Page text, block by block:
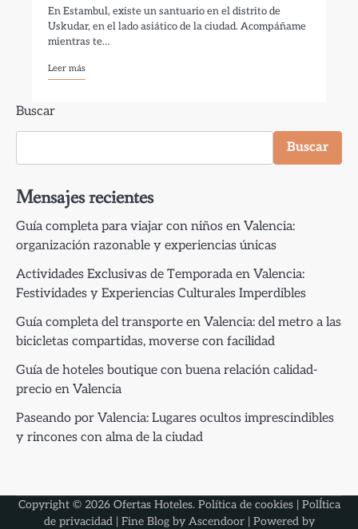
En Estambul, existe un santuario en el distrito de
Uskudar, en el lado asiático de la ciudad. Acompáñame
mientras te…
Leer más
Buscar
Buscar
Mensajes recientes
Guía completa para viajar con niños en Valencia:
organización razonable y experiencias únicas
Actividades Exclusivas de Temporada en Valencia:
Festividades y Experiencias Culturales Imperdibles
Guía completa del transporte en Valencia: del metro a las
bicicletas compartidas, moverse con facilidad
Guía de hoteles boutique con buena relación calidad-
precio en Valencia
Paseando por Valencia: Lugares ocultos imprescindibles
y rincones con alma de la ciudad
Copyright © 2026 Ofertas Hoteles. Política de cookies| PolÍtica
de privacidad| Fine Blog by Ascendoor| Powered by